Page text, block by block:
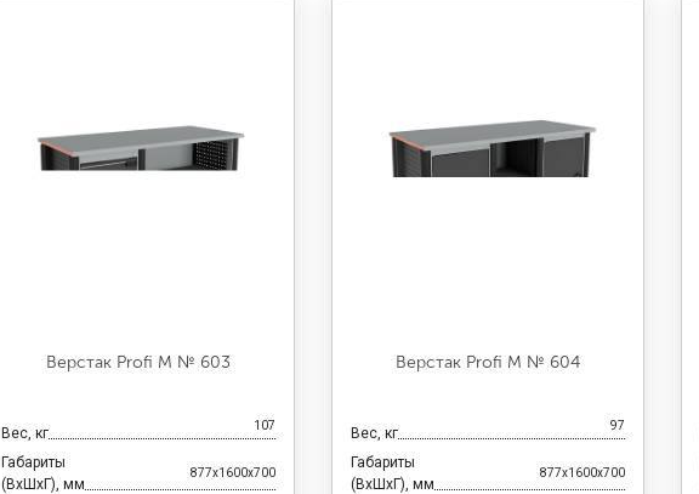
Верстак Profi M № 603
Вес, кг 107
Габариты
(ВхШхГ), мм
877x1600x700
Верстак Profi M № 604
Вес, кг 97
Габариты
(ВхШхГ), мм
877x1600x700